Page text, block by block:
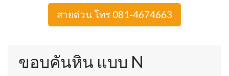
สายด่วน โทร 081-4674663
ขอบคันหิน แบบ N